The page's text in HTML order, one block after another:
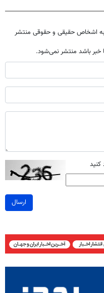
به اشخاص حقیقی و حقوقی منتشر
خبر باشد منتشر نمی‌شود.
کنید
ارسال